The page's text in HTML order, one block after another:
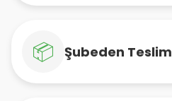
📦 Şubeden Teslim